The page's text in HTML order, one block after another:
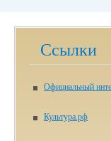
Ссылки
Официальный
Культура.рф